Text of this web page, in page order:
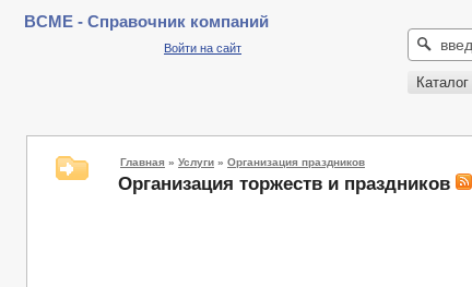
BCME - Справочник компаний
Войти на сайт
Каталог
Главная » Услуги » Организация праздников
Организация торжеств и праздников